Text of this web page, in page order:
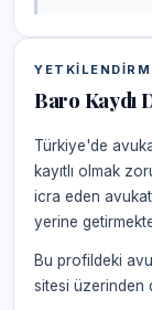
Baro Kaydı
Türkiye'de
kayıtlı olmak
icra eden
yerine
Bu profildeki
sitesi üzerinden